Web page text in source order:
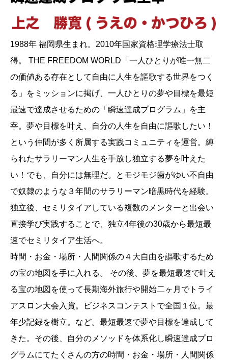
1988年 福岡県生まれ。2010年国家資格理学療法士取
得。 THE FREEDOM WORLD「一人ひとりが唯一無二
の価値ある存在として自由に人生を謳歌する世界をつく
る」をミッションに掲げ、一人ひとりの夢や目標を最短
最速で達成させるための「瞬速達成プログラム」を主
宰。夢や目標を叶え、自分の人生を自由に謳歌したい！
という仲間が多く所属する実践コミュニティを運営。縛
られたサラリーマン人生を手放し独立する夢を叶えた
い！でも、自分には無理だ。とモジモジ歯がゆい不自由
で奴隷のような３年間のサラリーマン暗黒時代を経験。
独立後、セミリタイアしている複数のメンターと出会い
直接学び実践することで、独立4年後の30歳から最短最
速でセミリタイア生活へ。
時間・お金・場所・人間関係の４大自由を謳歌するため
の宝の地図を手に入れる。 その後、夢を最短最速で叶え
る宝の地図を使って長期海外旅行や開始二ヶ月でトライ
アスロン大会入賞。ビジネスコンテストで全国１位。最
年少記録を樹立。など。最短最速で夢や目標を達成して
きた。その後、自分のメソッドを体系化し瞬速達成プロ
グラムにてたくさんの方の時間・お金・場所・人間関係